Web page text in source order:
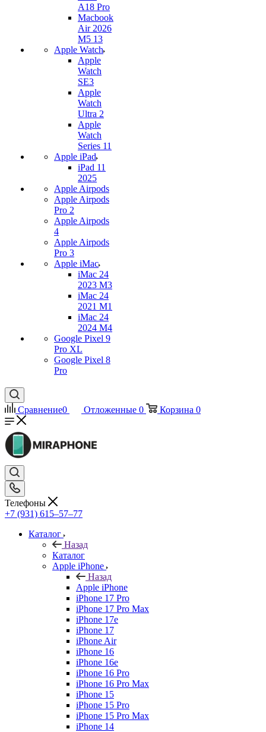
A18 Pro
Macbook
Air 2026
M5 13
Apple Watch
Apple
Watch
SE3
Apple
Watch
Ultra 2
Apple
Watch
Series 11
Apple iPad
iPad 11
2025
Apple Airpods
Apple Airpods
Pro 2
Apple Airpods
4
Apple Airpods
Pro 3
Apple iMac
iMac 24
2023 M3
iMac 24
2021 M1
iMac 24
2024 M4
Google Pixel 9
Pro XL
Google Pixel 8
Pro
Сравнение0 Отложенные 0 Корзина 0
Телефоны
+7 (931) 615‒57‒77
Каталог
Назад
Каталог
Apple iPhone
Назад
Apple iPhone
iPhone 17 Pro
iPhone 17 Pro Max
iPhone 17e
iPhone 17
iPhone Air
iPhone 16
iPhone 16e
iPhone 16 Pro
iPhone 16 Pro Max
iPhone 15
iPhone 15 Pro
iPhone 15 Pro Max
iPhone 14